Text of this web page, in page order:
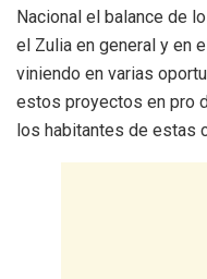
Nacional el balance de
el Zulia en general y en
viniendo en varias
estos proyectos en pro
los habitantes de estas